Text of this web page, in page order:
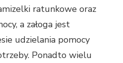
ratunkowe oraz
a załoga jest
udzielania pomocy
Ponadto wielu